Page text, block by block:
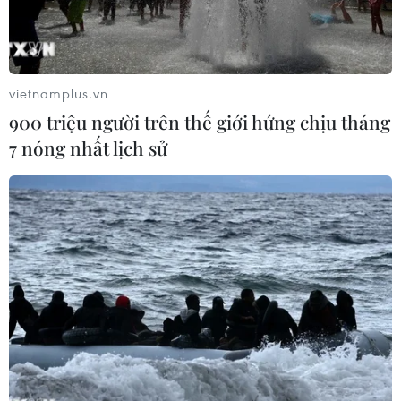
Người dân chờ rút tiền bên ngoài một ngân hàng ở Kabul,
Afghanistan, ngày 15/9. (Ảnh:THX/TTXVN)
Theo phóng viên TTXVN tại Rome, ngày 17/9,
Ngoại trưởng Italy Luigi Di Maio thông báo Hội
nghị thượng đỉnh đặc biệt của Nhóm các nền
vietnamplus.vn
900 triệu người trên thế giới hứng chịu tháng
7 nóng nhất lịch sử